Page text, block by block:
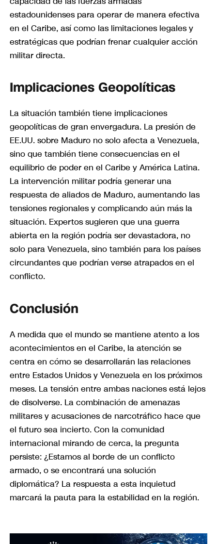
estadounidenses para operar de manera efectiva
en el Caribe, así como las limitaciones legales y
estratégicas que podrían frenar cualquier acción
militar directa.
Implicaciones Geopolíticas
La situación también tiene implicaciones
geopolíticas de gran envergadura. La presión de
EE.UU. sobre Maduro no solo afecta a Venezuela,
sino que también tiene consecuencias en el
equilibrio de poder en el Caribe y América Latina.
La intervención militar podría generar una
respuesta de aliados de Maduro, aumentando las
tensiones regionales y complicando aún más la
situación. Expertos sugieren que una guerra
abierta en la región podría ser devastadora, no
solo para Venezuela, sino también para los países
circundantes que podrían verse atrapados en el
conflicto.
Conclusión
A medida que el mundo se mantiene atento a los
acontecimientos en el Caribe, la atención se
centra en cómo se desarrollarán las relaciones
entre Estados Unidos y Venezuela en los próximos
meses. La tensión entre ambas naciones está lejos
de disolverse. La combinación de amenazas
militares y acusaciones de narcotráfico hace que
el futuro sea incierto. Con la comunidad
internacional mirando de cerca, la pregunta
persiste: ¿Estamos al borde de un conflicto
armado, o se encontrará una solución
diplomática? La respuesta a esta inquietud
marcará la pauta para la estabilidad en la región.